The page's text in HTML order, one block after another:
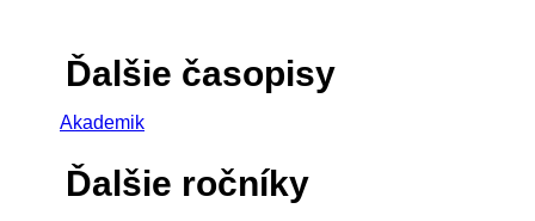
Ďalšie časopisy
Akademik
Ďalšie ročníky